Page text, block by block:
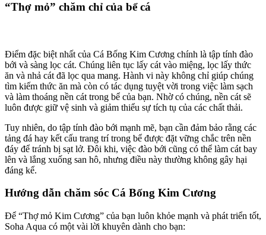
“Thợ mỏ” chăm chỉ của bể cá
Điểm đặc biệt nhất của Cá Bống Kim Cương chính là tập tính đào
bới và sàng lọc cát. Chúng liên tục lấy cát vào miệng, lọc lấy thức
ăn và nhả cát đã lọc qua mang. Hành vi này không chỉ giúp chúng
tìm kiếm thức ăn mà còn có tác dụng tuyệt vời trong việc làm sạch
và làm thoáng nền cát trong bể của bạn. Nhờ có chúng, nền cát sẽ
luôn được giữ vệ sinh và giảm thiểu sự tích tụ của các chất thải.
Tuy nhiên, do tập tính đào bới mạnh mẽ, bạn cần đảm bảo rằng các
tảng đá hay kết cấu trang trí trong bể được đặt vững chắc trên nền
đáy để tránh bị sạt lở. Đôi khi, việc đào bới cũng có thể làm cát bay
lên và lắng xuống san hô, nhưng điều này thường không gây hại
đáng kể.
Hướng dẫn chăm sóc Cá Bống Kim Cương
Để “Thợ mỏ Kim Cương” của bạn luôn khỏe mạnh và phát triển tốt,
Soha Aqua có một vài lời khuyên dành cho bạn: